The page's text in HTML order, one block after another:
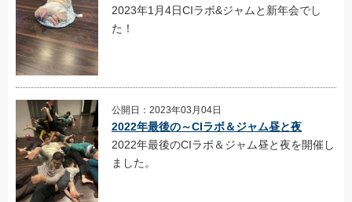
2023年1月4日CIラボ&ジャムと新年会でし
た！
公開日：2023年03月04日
2022年最後の～CIラボ＆ジャム昼と夜
2022年最後のCIラボ＆ジャム昼と夜を開催し
ました。